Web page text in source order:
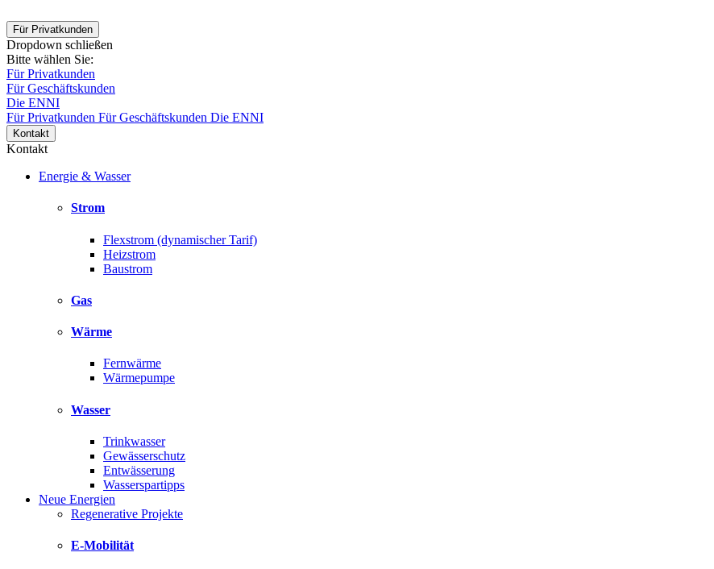
Für Privatkunden
Dropdown schließen
Bitte wählen Sie:
Für Privatkunden
Für Geschäftskunden
Die ENNI
Für Privatkunden Für Geschäftskunden Die ENNI
Kontakt
Kontakt
Energie & Wasser
Strom
Flexstrom (dynamischer Tarif)
Heizstrom
Baustrom
Gas
Wärme
Fernwärme
Wärmepumpe
Wasser
Trinkwasser
Gewässerschutz
Entwässerung
Wasserspartipps
Neue Energien
Regenerative Projekte
E-Mobilität